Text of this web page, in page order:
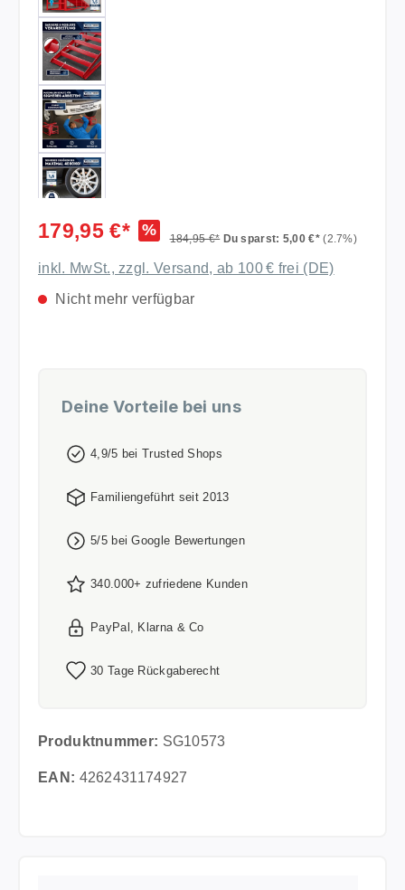
179,95 €* % 184,95 €* Du sparst: 5,00 €*(2.7%)
inkl. MwSt., zzgl. Versand, ab 100 € frei (DE)
Nicht mehr verfügbar
Deine Vorteile bei uns
4,9/5 bei Trusted Shops
Familiengeführt seit 2013
5/5 bei Google Bewertungen
340.000+ zufriedene Kunden
PayPal, Klarna & Co
30 Tage Rückgaberecht
Produktnummer: SG10573
EAN: 4262431174927